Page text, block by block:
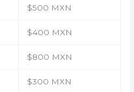
$500 MXN
$400 MXN
$800 MXN
$300 MXN